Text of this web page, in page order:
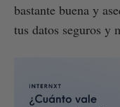
bastante buena y
tus datos seguros y